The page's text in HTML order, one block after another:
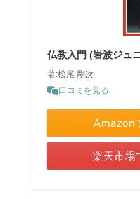
仏教入門 (岩波ジュ
著:松尾 剛次
口コミを見る
Amazon
楽天市場